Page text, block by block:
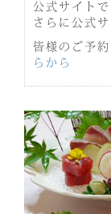
公式サイト
さらに公式
皆様のご予
らから